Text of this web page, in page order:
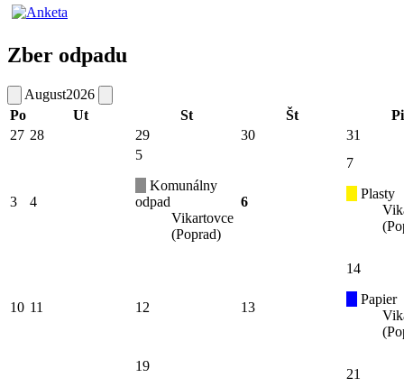
Zber odpadu
August2026
Po
Ut St Št
Pi
27 28 29 30 31
3 4
5
Komunálny
odpad
Vikartovce
(Poprad)
6
7
Plasty
10 11 12 13
14
Papier
19
21